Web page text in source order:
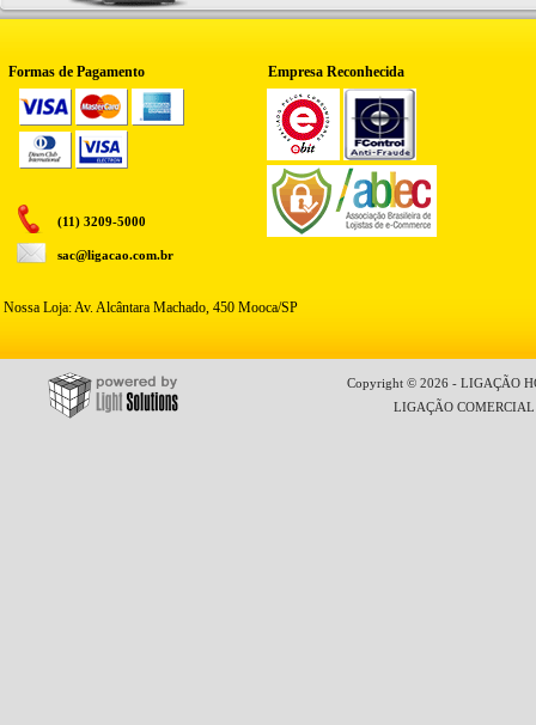
Formas de Pagamento Empresa Reconhecida
(11) 3209-5000
sac@ligacao.com.br
Nossa Loja: Av. Alcântara Machado, 450 Mooca/SP
Copyright © 2026 - LIGAÇÃO
LIGAÇÃO